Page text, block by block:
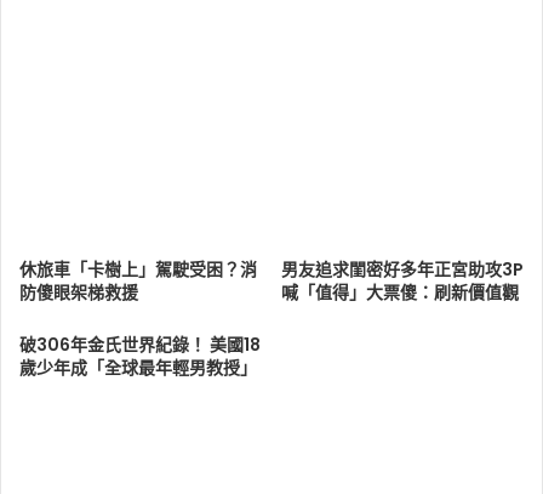
休旅車「卡樹上」駕駛受困？消
防傻眼架梯救援
男友追求閨密好多年正宮助攻3P
喊「值得」大票傻：刷新價值觀
破306年金氏世界紀錄！ 美國18
歲少年成「全球最年輕男教授」